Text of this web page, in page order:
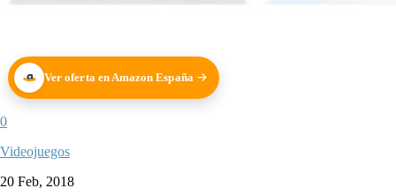
Ver oferta en Amazon España
0
Videojuegos
20 Feb, 2018